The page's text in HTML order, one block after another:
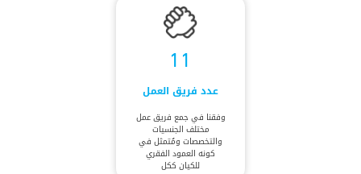
11
عدد فريق العمل
وفقنا في جمع فريق عمل
مختلف الجنسيات
والتخصصات ومُتمثل في
كونه العمود الفقري
للكيان ككل